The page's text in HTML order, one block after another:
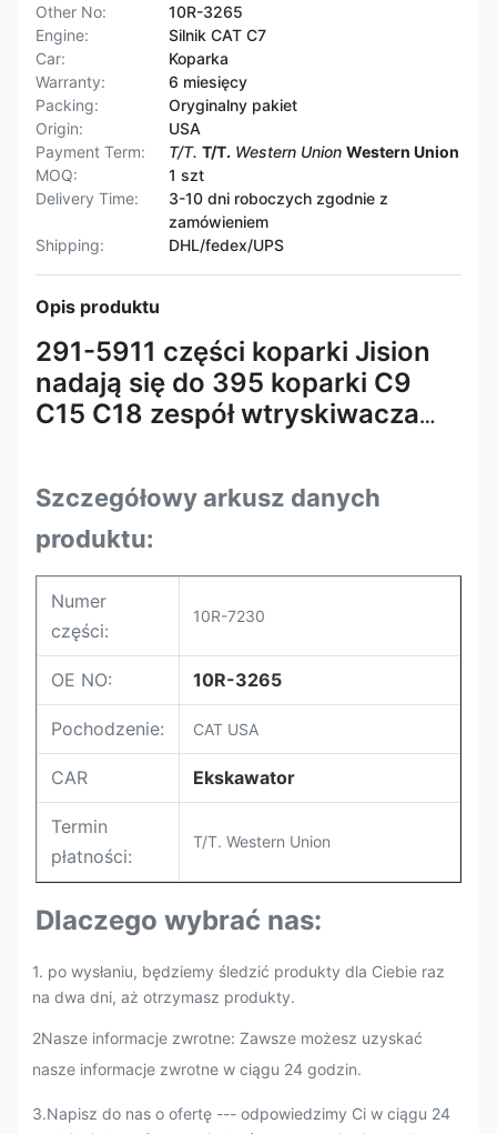
Other No:
10R-3265
Engine:
Silnik CAT C7
Car:
Koparka
Warranty:
6 miesięcy
Packing:
Oryginalny pakiet
Origin:
USA
Payment Term:
T/T. T/T. Western Union Western Union
MOQ:
1 szt
Delivery Time:
3-10 dni roboczych zgodnie z
zamówieniem
Shipping:
DHL/fedex/UPS
Opis produktu
291-5911 części koparki Jision
nadają się do 395 koparki C9
C15 C18 zespół wtryskiwacza
Szczegółowy arkusz danych
produktu:
Numer
części:
10R-7230
OE NO: 10R-3265
Pochodzenie: CAT USA
CAR Ekskawator
Termin
płatności:
T/T. Western Union
Dlaczego wybrać nas:
1. po wysłaniu, będziemy śledzić produkty dla Ciebie raz
na dwa dni, aż otrzymasz produkty.
2Nasze informacje zwrotne: Zawsze możesz uzyskać
nasze informacje zwrotne w ciągu 24 godzin.
3.Napisz do nas o ofertę --- odpowiedzimy Ci w ciągu 24